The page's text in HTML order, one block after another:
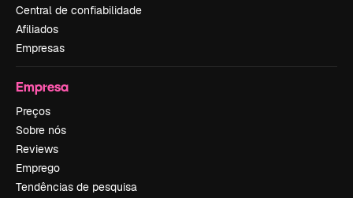
Central de confiabilidade
Afiliados
Empresas
Empresa
Preços
Sobre nós
Reviews
Emprego
Tendências de pesquisa